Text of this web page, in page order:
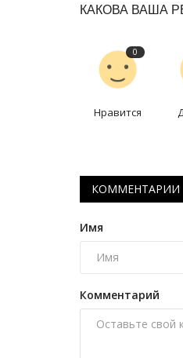
КАКОВА ВАША
0
Нравится
КОММЕНТАРИИ
Имя
Комментарий
История
году 50 лет.